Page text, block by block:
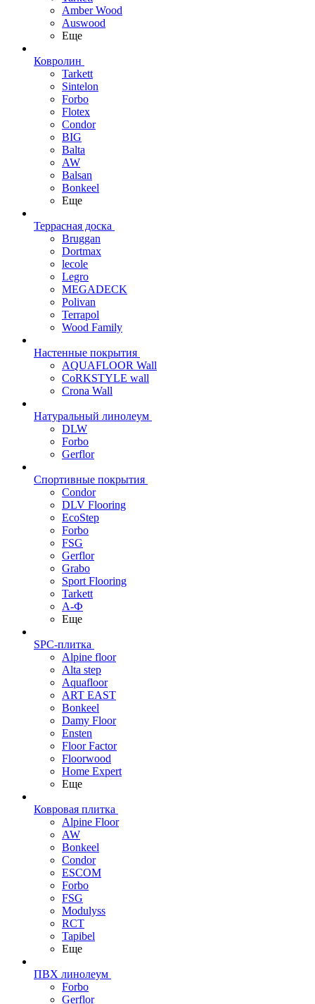
Amber Wood
Auswood
Еще
Ковролин
Tarkett
Sintelon
Forbo
Flotex
Condor
BIG
Balta
AW
Balsan
Bonkeel
Еще
Террасная доска
Bruggan
Dortmax
lecole
Legro
MEGADECK
Polivan
Terrapol
Wood Family
Настенные покрытия
AQUAFLOOR Wall
CoRKSTYLE wall
Crona Wall
Натуральный линолеум
DLW
Forbo
Gerflor
Спортивные покрытия
Condor
DLV Flooring
EcoStep
Forbo
FSG
Gerflor
Grabo
Sport Flooring
Tarkett
А-Ф
Еще
SPC-плитка
Alpine floor
Alta step
Aquafloor
ART EAST
Bonkeel
Damy Floor
Ensten
Floor Factor
Floorwood
Home Expert
Еще
Ковровая плитка
Alpine Floor
AW
Bonkeel
Condor
ESCOM
Forbo
FSG
Modulyss
RCT
Tapibel
Еще
ПВХ линолеум
Forbo
Gerflor